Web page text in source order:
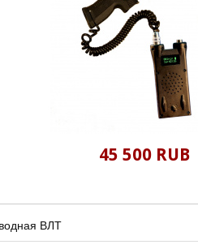
45 500 RUB
ВЛТ